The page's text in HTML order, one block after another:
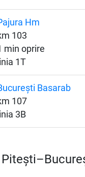
Hm
103
min oprire
linia 1T
Basarab
107
linia 3B